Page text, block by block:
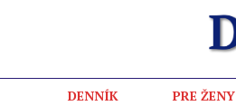
DENNÍK PRE ŽENY